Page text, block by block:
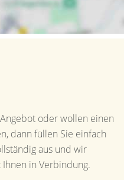
oder wollen einen
dann füllen Sie einfach
aus und wir
in Verbindung.